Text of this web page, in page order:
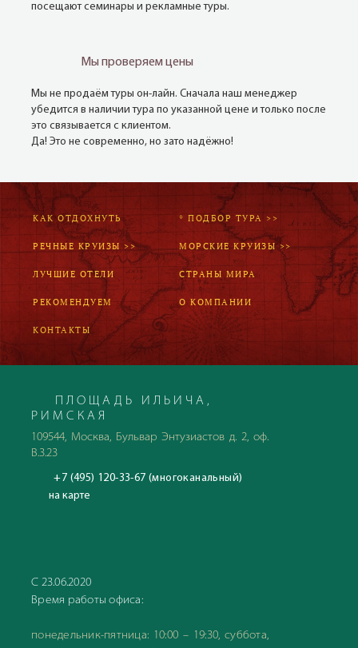
посещают семинары и рекламные туры.
Мы проверяем цены
Мы не продаём туры он-лайн. Сначала наш менеджер
убедится в наличии тура по указанной цене и только после
это связывается с клиентом.
Да! Это не современно, но зато надёжно!
КАК ОТДОХНУТЬ * ПОДБОР ТУРА >>
РЕЧНЫЕ КРУИЗЫ >> МОРСКИЕ КРУИЗЫ >>
ЛУЧШИЕ ОТЕЛИ СТРАНЫ МИРА
РЕКОМЕНДУЕМ О КОМПАНИИ
КОНТАКТЫ
ПЛОЩАДЬ ИЛЬИЧА,
РИМСКАЯ
109544, Москва, Бульвар Энтузиастов д. 2, оф.
В.3.23
+7 (495) 120-33-67 (многоканальный)
на карте
С 23.06.2020
Время работы офиса:
понедельник-пятница: 10:00 – 19:30, суббота,